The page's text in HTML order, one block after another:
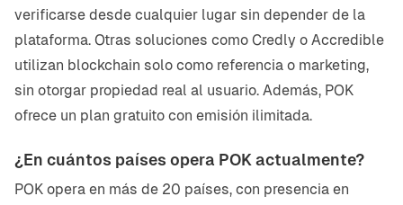
verificarse desde cualquier lugar sin depender de la
plataforma. Otras soluciones como Credly o Accredible
utilizan blockchain solo como referencia o marketing,
sin otorgar propiedad real al usuario. Además, POK
ofrece un plan gratuito con emisión ilimitada.
¿En cuántos países opera POK actualmente?
POK opera en más de 20 países, con presencia en